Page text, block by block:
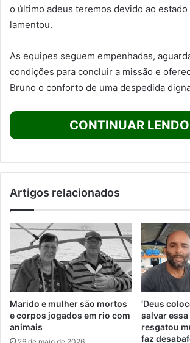
o último adeus teremos devido ao estado
lamentou.
As equipes seguem empenhadas,
condições para concluir a missão e
Bruno o conforto de uma despedida
CONTINUAR
Artigos relacionados
Marido e mulher são mortos
e corpos jogados em rio com
animais
‘Deus
salvar essa
resgatou
faz